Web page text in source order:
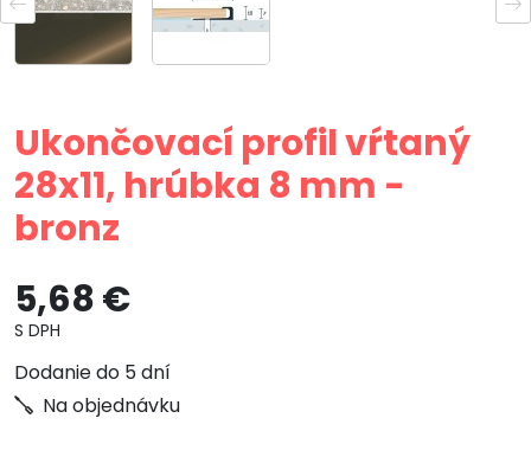
Ukončovací profil vŕtaný
28x11, hrúbka 8 mm -
bronz
5,68 €
S DPH
Dodanie do 5 dní
Na objednávku